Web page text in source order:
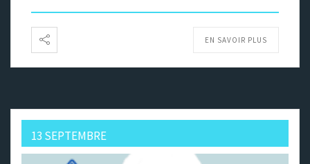
EN SAVOIR PLUS
13 SEPTEMBRE